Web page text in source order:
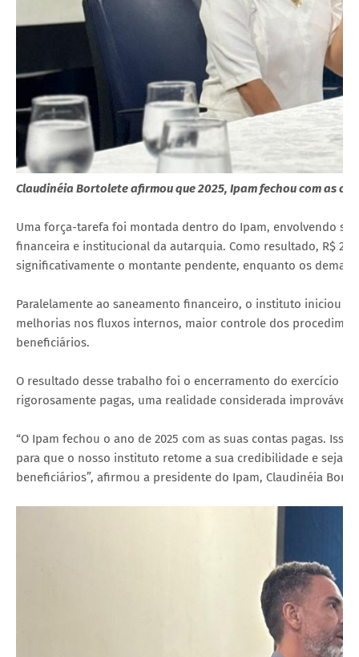
Claudinéia Bortolete afirmou que 2025, Ipam fechou com as
Uma força-tarefa foi montada dentro do Ipam, envolvendo
financeira e institucional da autarquia. Como resultado, R$
significativamente o montante pendente, enquanto os
Paralelamente ao saneamento financeiro, o instituto iniciou
melhorias nos fluxos internos, maior controle dos
beneficiários.
O resultado desse trabalho foi o encerramento do exercício
rigorosamente pagas, uma realidade considerada
“O Ipam fechou o ano de 2025 com as suas contas pagas.
para que o nosso instituto retome a sua credibilidade e seja
beneficiários”, afirmou a presidente do Ipam, Claudinéia